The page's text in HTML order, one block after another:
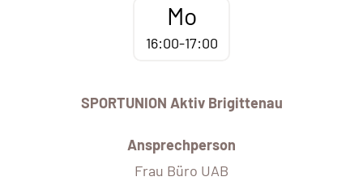
Mo
16:00-17:00
SPORTUNION Aktiv Brigittenau
Ansprechperson
Frau Büro UAB